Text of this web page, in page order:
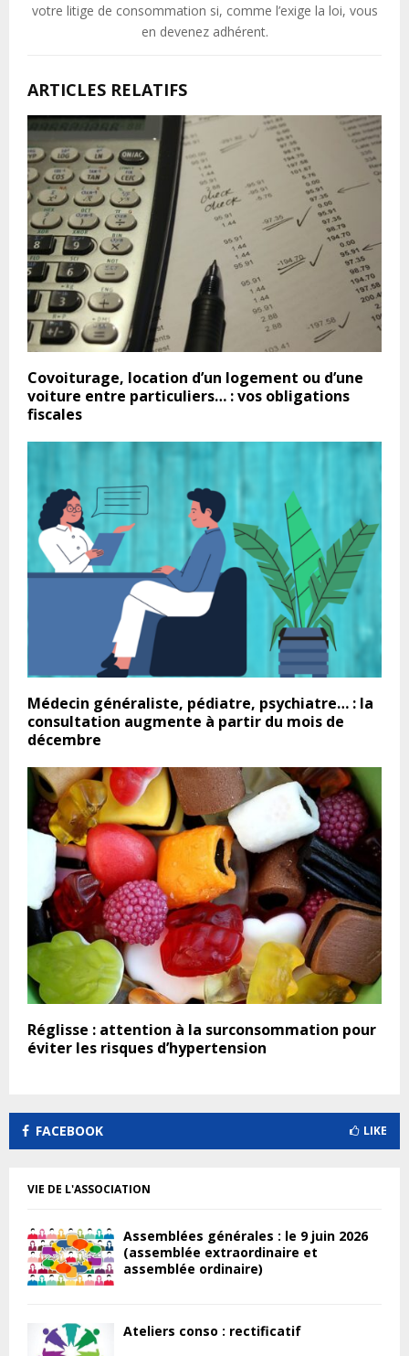
votre litige de consommation si, comme l’exige la loi, vous
en devenez adhérent.
ARTICLES RELATIFS
Covoiturage, location d’un logement ou d’une
voiture entre particuliers… : vos obligations
fiscales
Médecin généraliste, pédiatre, psychiatre… : la
consultation augmente à partir du mois de
décembre
Réglisse : attention à la surconsommation pour
éviter les risques d’hypertension
FACEBOOK LIKE
VIE DE L'ASSOCIATION
Assemblées générales : le 9 juin 2026
(assemblée extraordinaire et
assemblée ordinaire)
Ateliers conso : rectificatif